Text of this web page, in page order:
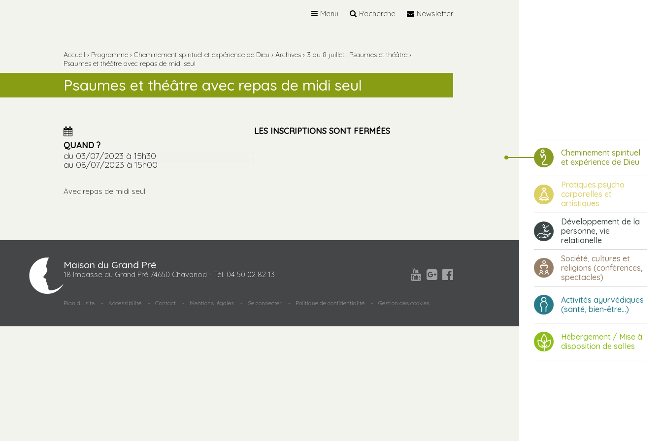
Cheminement spirituel
et expérience de Dieu
Pratiques psycho
corporelles et
artistiques
Développement de la
personne, vie
relationelle
Société, cultures et
religions (conférences,
spectacles)
Activités ayurvédiques
(santé, bien-être...)
Hébergement / Mise à
disposition de salles
Menu Recherche Newsletter
Accueil › Programme › Cheminement spirituel et expérience de Dieu › Archives › 3 au 8 juillet : Psaumes et théâtre ›
Psaumes et théâtre avec repas de midi seul
Psaumes et théâtre avec repas de midi seul
QUAND ?
du 03/07/2023 à 15h30
au 08/07/2023 à 15h00
LES INSCRIPTIONS SONT FERMÉES
Avec repas de midi seul
Maison du Grand Pré
18 Impasse du Grand Pré 74650 Chavanod - Tél. 04 50 02 82 13 


Plan du site Accessibilité Contact Mentions légales Se connecter Politique de confidentialité Gestion des cookies